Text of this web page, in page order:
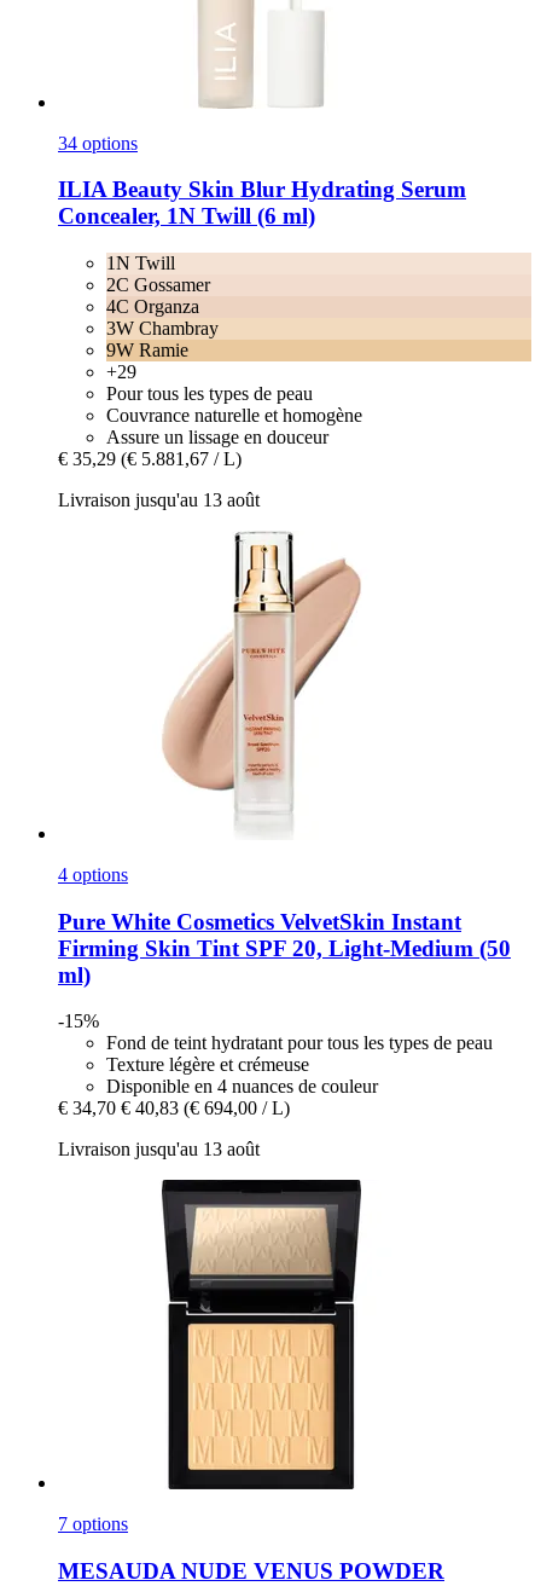
34 options
ILIA Beauty Skin Blur Hydrating Serum
Concealer, 1N Twill (6 ml)
1N Twill
2C Gossamer
4C Organza
3W Chambray
9W Ramie
+29
Pour tous les types de peau
Couvrance naturelle et homogène
Assure un lissage en douceur
€ 35,29 (€ 5.881,67 / L)
Livraison jusqu'au 13 août
4 options
Pure White Cosmetics VelvetSkin Instant
Firming Skin Tint SPF 20, Light-​Medium (50
ml)
-15%
Fond de teint hydratant pour tous les types de peau
Texture légère et crémeuse
Disponible en 4 nuances de couleur
€ 34,70 € 40,83 (€ 694,00 / L)
Livraison jusqu'au 13 août
7 options
MESAUDA NUDE VENUS POWDER